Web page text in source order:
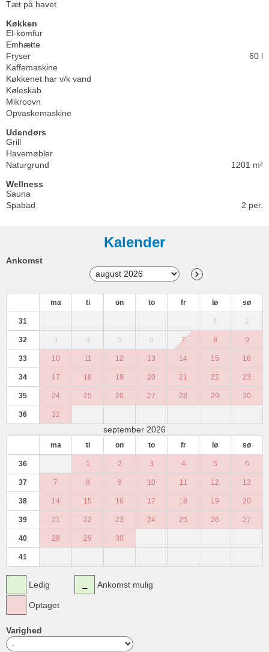
Tæt på havet
Køkken
El-komfur
Emhætte
Fryser
60 l
Kaffemaskine
Køkkenet har v/k vand
Køleskab
Mikroovn
Opvaskemaskine
Udendørs
Grill
Havemøbler
Naturgrund
1201 m²
Wellness
Sauna
Spabad
2 per.
Kalender
Ankomst
ma ti on to fr lø sø
31 1 2
32 3 4 5 6 7 8 9
33 10 11 12 13 14 15 16
34 17 18 19 20 21 22 23
35 24 25 26 27 28 29 30
36 31
september 2026
ma ti on to fr lø sø
36 1 2 3 4 5 6
37 7 8 9 10 11 12 13
38 14 15 16 17 18 19 20
39 21 22 23 24 25 26 27
40 28 29 30
41
Ledig
Optaget
Ankomst mulig
Varighed